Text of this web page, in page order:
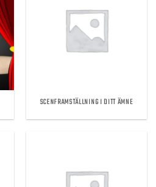
SCENFRAMSTÄLLNING I DITT ÄMNE